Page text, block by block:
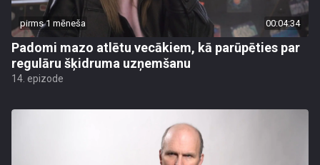
pirms 1 mēneša 00:04:34
Padomi mazo atlētu vecākiem, kā parūpēties par
regulāru šķidruma uzņemšanu
14. epizode